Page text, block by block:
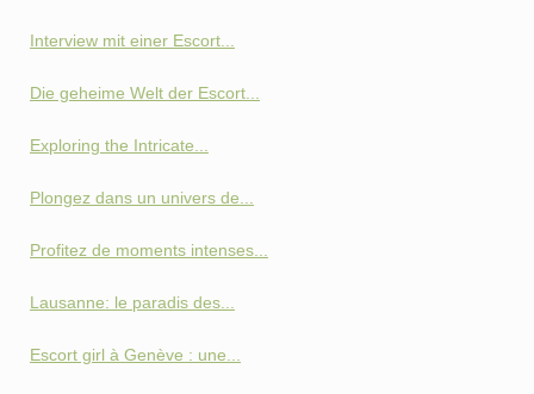
Interview mit einer Escort...
Die geheime Welt der Escort...
Exploring the Intricate...
Plongez dans un univers de...
Profitez de moments intenses...
Lausanne: le paradis des...
Escort girl à Genève : une...